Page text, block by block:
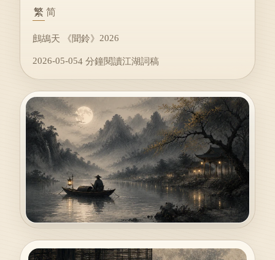
繁 简
鷓鴣天 《聞鈴》 2026
2026-05-054 分鐘閱讀江湖詞稿